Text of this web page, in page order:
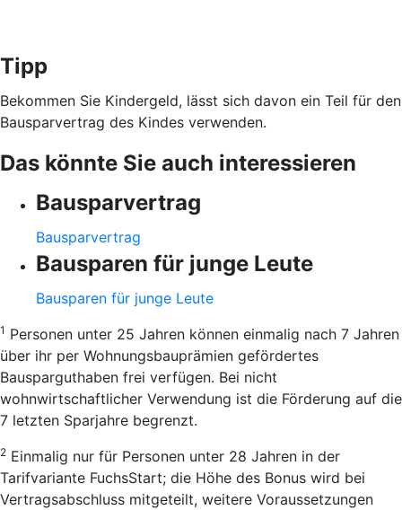
Tipp
Bekommen Sie Kindergeld, lässt sich davon ein Teil für den
Bausparvertrag des Kindes verwenden.
Das könnte Sie auch interessieren
Bausparvertrag
Bausparvertrag
Bausparen für junge Leute
Bausparen für junge Leute
1 Personen unter 25 Jahren können einmalig nach 7 Jahren
über ihr per Wohnungsbauprämien gefördertes
Bausparguthaben frei verfügen. Bei nicht
wohnwirtschaftlicher Verwendung ist die Förderung auf die
7 letzten Sparjahre begrenzt.
2 Einmalig nur für Personen unter 28 Jahren in der
Tarifvariante FuchsStart; die Höhe des Bonus wird bei
Vertragsabschluss mitgeteilt, weitere Voraussetzungen